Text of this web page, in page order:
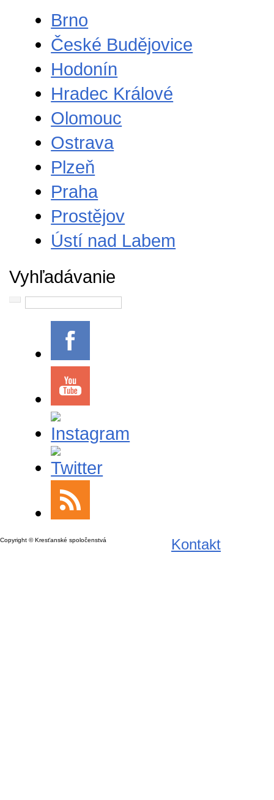
Brno
České Budějovice
Hodonín
Hradec Králové
Olomouc
Ostrava
Plzeň
Praha
Prostějov
Ústí nad Labem
Vyhľadávanie
Copyright © Kresťanské spoločenstvá Kontakt